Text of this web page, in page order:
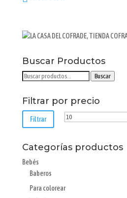
Buscar Productos
Buscar
Buscar
Filtrar por precio
Precio
Filtrar
Categorías productos
Bebés
Baberos
Para colorear